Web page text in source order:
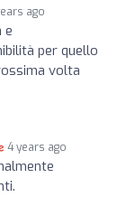
ago
e
per quello
volta
4 years ago